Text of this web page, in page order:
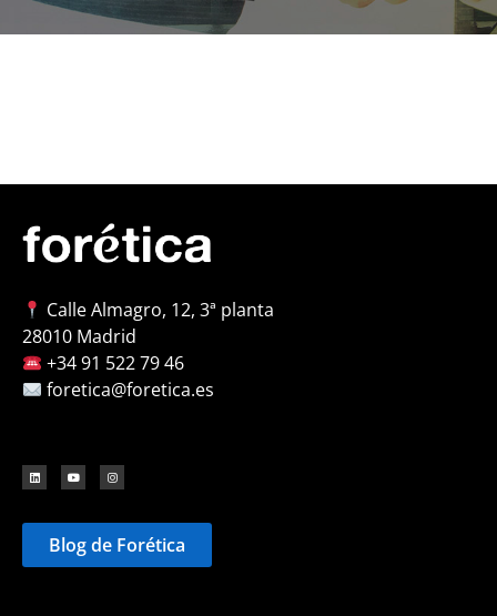
Calle Almagro, 12, 3ª planta
28010 Madrid
+34 91 522 79 46
foretica@foretica.es
Blog de Forética